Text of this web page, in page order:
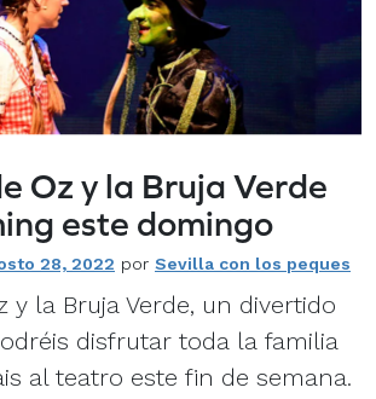
Oz y la Bruja Verde
este domingo
28, 2022 por Sevilla con los peques
y la Bruja Verde, un divertido
disfrutar toda la familia
al teatro este fin de semana.